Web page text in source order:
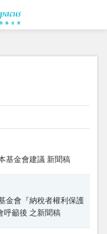
基金會建議 新聞稿
金會『納稅者權利保護
呼籲後 之新聞稿